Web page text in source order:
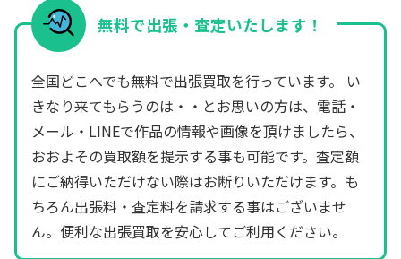
無料で出張・査定いたします！
全国どこへでも無料で出張買取を行っています。 い
きなり来てもらうのは・・とお思いの方は、電話・
メール・LINEで作品の情報や画像を頂けましたら、
おおよその買取額を提示する事も可能です。査定額
にご納得いただけない際はお断りいただけます。も
ちろん出張料・査定料を請求する事はございませ
ん。便利な出張買取を安心してご利用ください。